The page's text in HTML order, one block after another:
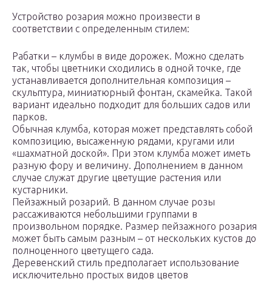
Устройство розария можно произвести в
соответствии с определенным стилем:
Рабатки – клумбы в виде дорожек. Можно сделать
так, чтобы цветники сходились в одной точке, где
устанавливается дополнительная композиция –
скульптура, миниатюрный фонтан, скамейка. Такой
вариант идеально подходит для больших садов или
парков.
Обычная клумба, которая может представлять собой
композицию, высаженную рядами, кругами или
«шахматной доской». При этом клумба может иметь
разную фору и величину. Дополнением в данном
случае служат другие цветущие растения или
кустарники.
Пейзажный розарий. В данном случае розы
рассаживаются небольшими группами в
произвольном порядке. Размер пейзажного розария
может быть самым разным – от нескольких кустов до
полноценного цветущего сада.
Деревенский стиль предполагает использование
исключительно простых видов цветов